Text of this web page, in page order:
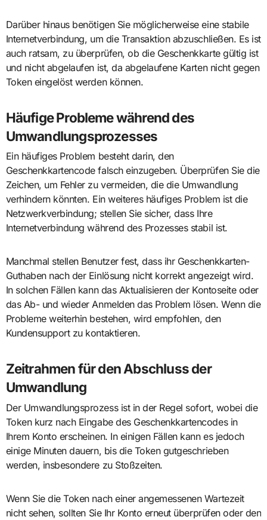
Darüber hinaus benötigen Sie möglicherweise eine stabile
Internetverbindung, um die Transaktion abzuschließen. Es ist
auch ratsam, zu überprüfen, ob die Geschenkkarte gültig ist
und nicht abgelaufen ist, da abgelaufene Karten nicht gegen
Token eingelöst werden können.
Häufige Probleme während des
Umwandlungsprozesses
Ein häufiges Problem besteht darin, den
Geschenkkartencode falsch einzugeben. Überprüfen Sie die
Zeichen, um Fehler zu vermeiden, die die Umwandlung
verhindern könnten. Ein weiteres häufiges Problem ist die
Netzwerkverbindung; stellen Sie sicher, dass Ihre
Internetverbindung während des Prozesses stabil ist.
Manchmal stellen Benutzer fest, dass ihr Geschenkkarten-
Guthaben nach der Einlösung nicht korrekt angezeigt wird.
In solchen Fällen kann das Aktualisieren der Kontoseite oder
das Ab- und wieder Anmelden das Problem lösen. Wenn die
Probleme weiterhin bestehen, wird empfohlen, den
Kundensupport zu kontaktieren.
Zeitrahmen für den Abschluss der
Umwandlung
Der Umwandlungsprozess ist in der Regel sofort, wobei die
Token kurz nach Eingabe des Geschenkkartencodes in
Ihrem Konto erscheinen. In einigen Fällen kann es jedoch
einige Minuten dauern, bis die Token gutgeschrieben
werden, insbesondere zu Stoßzeiten.
Wenn Sie die Token nach einer angemessenen Wartezeit
nicht sehen, sollten Sie Ihr Konto erneut überprüfen oder den